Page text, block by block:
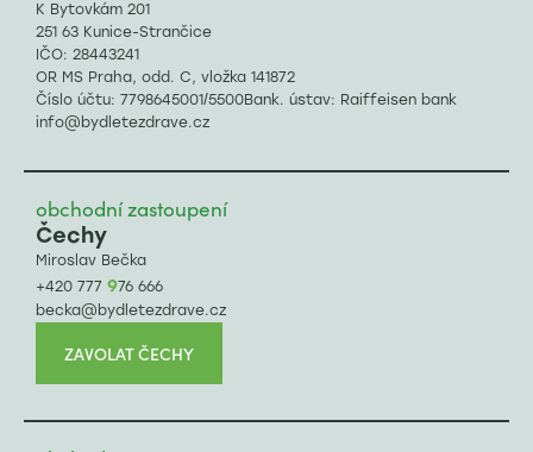
K Bytovkám 201
251 63 Kunice-Strančice
IČO: 28443241
OR MS Praha, odd. C, vložka 141872
Číslo účtu: 7798645001/5500Bank. ústav: Raiffeisen bank
info@bydletezdrave.cz
obchodní zastoupení
Čechy
Miroslav Bečka
+420 777976 666
becka@bydletezdrave.cz
ZAVOLAT ČECHY